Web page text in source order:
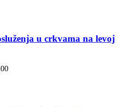
u crkvama na levoj